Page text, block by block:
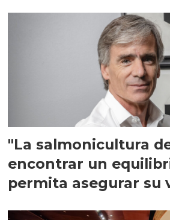
"La salmonicultura
encontrar un
permita asegurar su